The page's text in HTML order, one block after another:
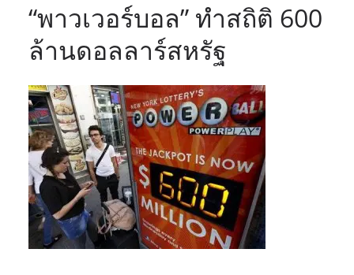
“พาวเวอร์บอล” ทำสถิติ 600
ล้านดอลลาร์สหรัฐ